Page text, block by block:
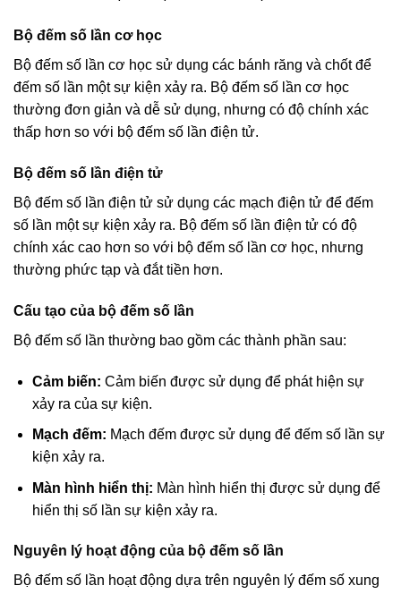
Bộ đếm số lần cơ học
Bộ đếm số lần cơ học sử dụng các bánh răng và chốt để
đếm số lần một sự kiện xảy ra. Bộ đếm số lần cơ học
thường đơn giản và dễ sử dụng, nhưng có độ chính xác
thấp hơn so với bộ đếm số lần điện tử.
Bộ đếm số lần điện tử
Bộ đếm số lần điện tử sử dụng các mạch điện tử để đếm
số lần một sự kiện xảy ra. Bộ đếm số lần điện tử có độ
chính xác cao hơn so với bộ đếm số lần cơ học, nhưng
thường phức tạp và đắt tiền hơn.
Cấu tạo của bộ đếm số lần
Bộ đếm số lần thường bao gồm các thành phần sau:
Cảm biến: Cảm biến được sử dụng để phát hiện sự
xảy ra của sự kiện.
Mạch đếm: Mạch đếm được sử dụng để đếm số lần sự
kiện xảy ra.
Màn hình hiển thị: Màn hình hiển thị được sử dụng để
hiển thị số lần sự kiện xảy ra.
Nguyên lý hoạt động của bộ đếm số lần
Bộ đếm số lần hoạt động dựa trên nguyên lý đếm số xung